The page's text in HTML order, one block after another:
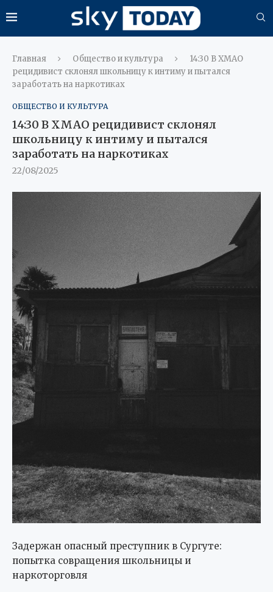
Главная Общество и культура
14:30 В ХМАО
рецидивист склонял школьницу к интиму и пытался
заработать на наркотиках
ОБЩЕСТВО И КУЛЬТУРА
14:30 В ХМАО рецидивист склонял
школьницу к интиму и пытался
заработать на наркотиках
22/08/2025
Задержан опасный преступник в Сургуте:
попытка совращения школьницы и
наркоторговля